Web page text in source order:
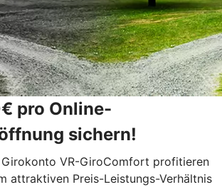
pro Online-
sichern!
Girokonto VR-GiroComfort profitieren
attraktiven Preis-Leistungs-Verhältnis